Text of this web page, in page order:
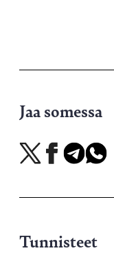
Jaa somessa
Jaa
X-
Jaa
Facebookissa
Jaa
Telegramissa
Jaa
Tunnisteet